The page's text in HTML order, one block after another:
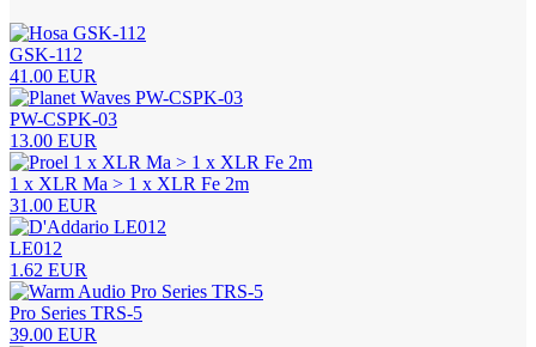
GSK-112
41.00 EUR
PW-CSPK-03
13.00 EUR
1 x XLR Ma > 1 x XLR Fe 2m
31.00 EUR
LE012
1.62 EUR
Pro Series TRS-5
39.00 EUR